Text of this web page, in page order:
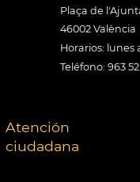
Plaça de
46002 València
Horarios: lunes
Teléfono: 963
Atención
ciudadana